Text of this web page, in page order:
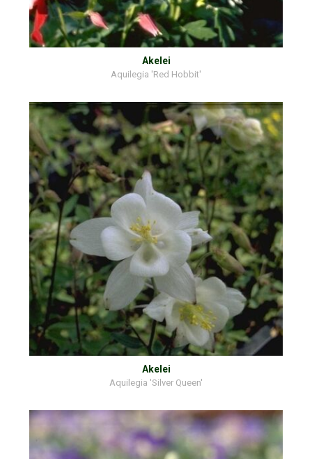
Akelei
Aquilegia 'Red Hobbit'
Akelei
Aquilegia 'Silver Queen'